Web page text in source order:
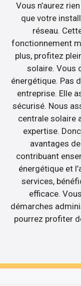
Vous n’aurez
que votre
réseau.
fonctionnement
plus, profitez
solaire. Vous
énergétique. Pas
entreprise. Elle
sécurisé. Nous
centrale solaire
expertise.
avantages
contribuant
énergétique et
services,
efficace.
démarches
pourrez profiter